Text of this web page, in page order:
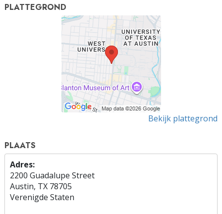
PLATTEGROND
Bekijk plattegrond
PLAATS
Adres:
2200 Guadalupe Street
Austin, TX 78705
Verenigde Staten